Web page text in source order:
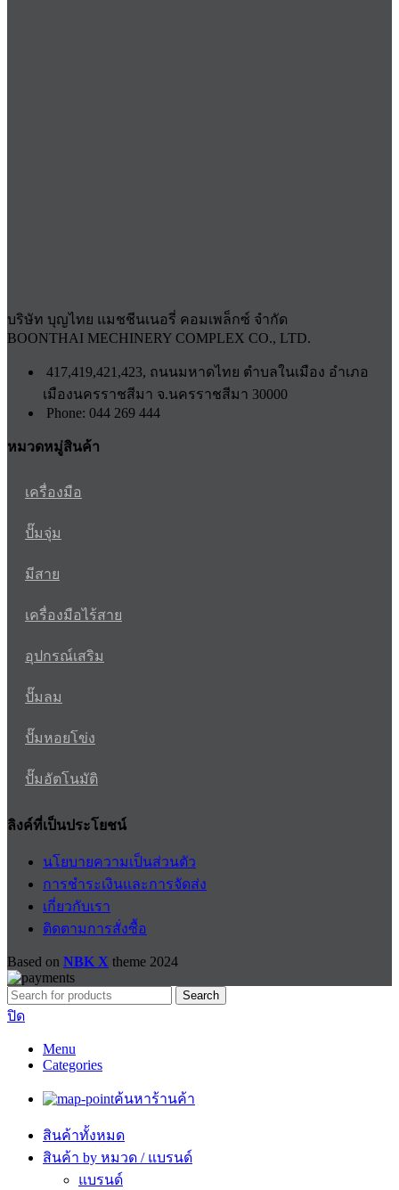
บริษัท บุญไทย แมชชีนเนอรี่ คอมเพล็กซ์ จำกัด
BOONTHAI MECHINERY COMPLEX CO., LTD.
417,419,421,423, ถนนมหาดไทย ตำบลในเมือง อำเภอ
เมืองนครราชสีมา จ.นครราชสีมา 30000
Phone: 044 269 444
หมวดหมู่สินค้า
เครื่องมือ
ปั๊มจุ่ม
มีสาย
เครื่องมือไร้สาย
อุปกรณ์เสริม
ปั๊มลม
ปั๊มหอยโข่ง
ปั๊มอัตโนมัติ
ลิงค์ที่เป็นประโยชน์
นโยบายความเป็นส่วนตัว
การชำระเงินและการจัดส่ง
เกี่ยวกับเรา
ติดตามการสั่งซื้อ
Based on NBK X theme 2024
Search
ปิด
Menu
Categories
ค้นหาร้านค้า
สินค้าทั้งหมด
สินค้า by หมวด / แบรนด์
แบรนด์